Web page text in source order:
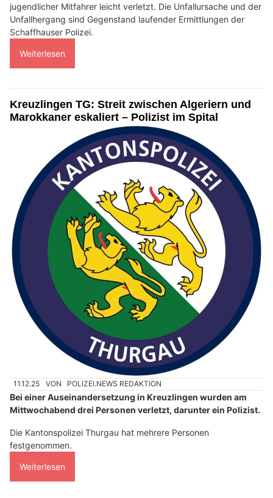
jugendlicher Mitfahrer leicht verletzt. Die Unfallursache und der
Unfallhergang sind Gegenstand laufender Ermittlungen der
Schaffhauser Polizei.
Weiterlesen
Kreuzlingen TG: Streit zwischen Algeriern und
Marokkaner eskaliert – Polizist im Spital
11.12.25 VON POLIZEI.NEWS REDAKTION
Bei einer Auseinandersetzung in Kreuzlingen wurden am
Mittwochabend drei Personen verletzt, darunter ein Polizist.
Die Kantonspolizei Thurgau hat mehrere Personen
festgenommen.
Weiterlesen